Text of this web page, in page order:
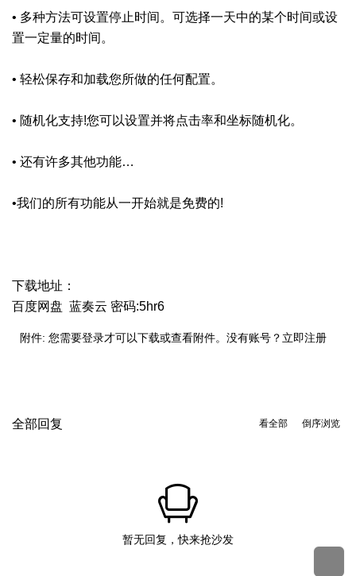
• 多种方法可设置停止时间。可选择一天中的某个时间或设
置一定量的时间。
• 轻松保存和加载您所做的任何配置。
• 随机化支持!您可以设置并将点击率和坐标随机化。
• 还有许多其他功能…
•我们的所有功能从一开始就是免费的!
下载地址：
百度网盘 蓝奏云 密码:5hr6
附件: 您需要登录才可以下载或查看附件。没有账号？ 立即注册
倒序浏览
看全部
全部回复
暂无回复，快来抢沙发